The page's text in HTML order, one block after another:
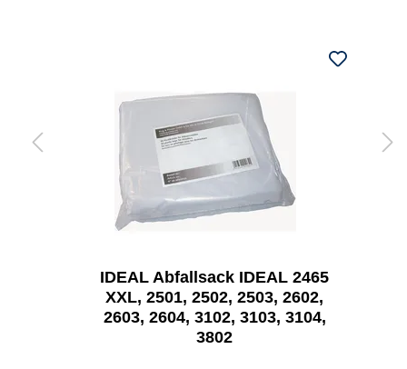
IDEAL Abfallsack IDEAL 2465
XXL, 2501, 2502, 2503, 2602,
2603, 2604, 3102, 3103, 3104,
3802